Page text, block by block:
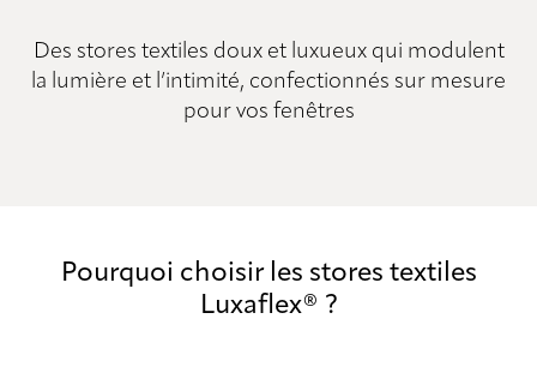
Des stores textiles doux et luxueux qui modulent
la lumière et l’intimité, confectionnés sur mesure
pour vos fenêtres
Pourquoi choisir les stores textiles
Luxaflex® ?